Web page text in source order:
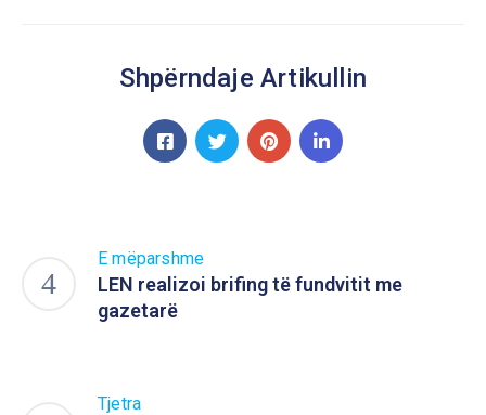
Shpërndaje Artikullin
E mëparshme
LEN realizoi brifing të fundvitit me
gazetarë
Tjetra